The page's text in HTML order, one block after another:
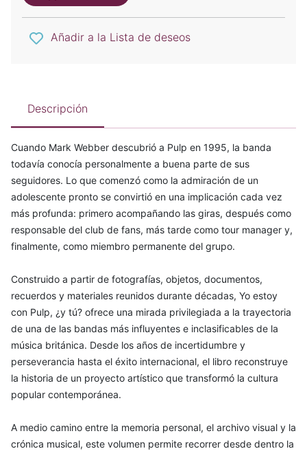
Añadir a la Lista de deseos
Descripción
Cuando Mark Webber descubrió a Pulp en 1995, la banda
todavía conocía personalmente a buena parte de sus
seguidores. Lo que comenzó como la admiración de un
adolescente pronto se convirtió en una implicación cada vez
más profunda: primero acompañando las giras, después como
responsable del club de fans, más tarde como tour manager y,
finalmente, como miembro permanente del grupo.
Construido a partir de fotografías, objetos, documentos,
recuerdos y materiales reunidos durante décadas, Yo estoy
con Pulp, ¿y tú? ofrece una mirada privilegiada a la trayectoria
de una de las bandas más influyentes e inclasificables de la
música británica. Desde los años de incertidumbre y
perseverancia hasta el éxito internacional, el libro reconstruye
la historia de un proyecto artístico que transformó la cultura
popular contemporánea.
A medio camino entre la memoria personal, el archivo visual y la
crónica musical, este volumen permite recorrer desde dentro la